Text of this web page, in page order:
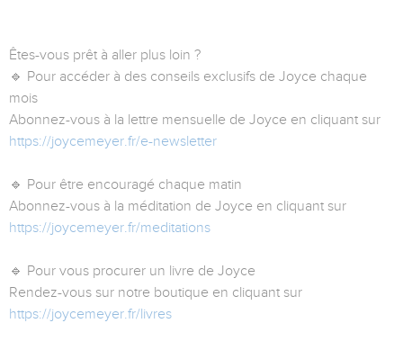
Êtes-vous prêt à aller plus loin ?
🔹 Pour accéder à des conseils exclusifs de Joyce chaque
mois
Abonnez-vous à la lettre mensuelle de Joyce en cliquant sur
https://joycemeyer.fr/e-newsletter
🔹 Pour être encouragé chaque matin
Abonnez-vous à la méditation de Joyce en cliquant sur
https://joycemeyer.fr/meditations
🔹 Pour vous procurer un livre de Joyce
Rendez-vous sur notre boutique en cliquant sur
https://joycemeyer.fr/livres